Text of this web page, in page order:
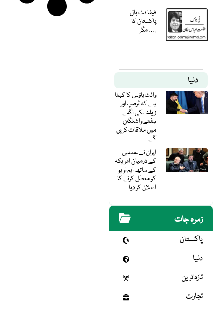
فیفا فٹ بال
پاکستان کا
مگر….
دنیا
وائٹ ہاؤس کا کہنا
ہے کہ ٹرمپ اور
زیلنسکی اگلے
ہفتے واشنگٹن
میں ملاقات کریں
گے۔
ایران نے حملوں
کے درمیان امریکہ
کے ساتھ ایم او یو
کو معطل کرنے کا
اعلان کر دیا۔
زمرہ جات
پاکستان
دنیا
تازہ ترین
تجارت